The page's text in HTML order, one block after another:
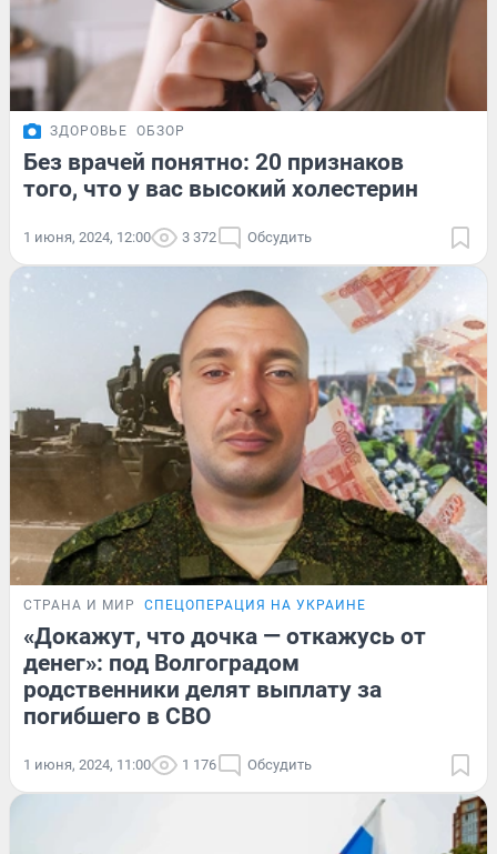
ЗДОРОВЬЕ ОБЗОР
Без врачей понятно: 20 признаков
того, что у вас высокий холестерин
1 июня, 2024, 12:00 3 372 Обсудить
СТРАНА И МИР СПЕЦОПЕРАЦИЯ НА УКРАИНЕ
«Докажут, что дочка — откажусь от
денег»: под Волгоградом
родственники делят выплату за
погибшего в СВО
1 июня, 2024, 11:00 1 176 Обсудить